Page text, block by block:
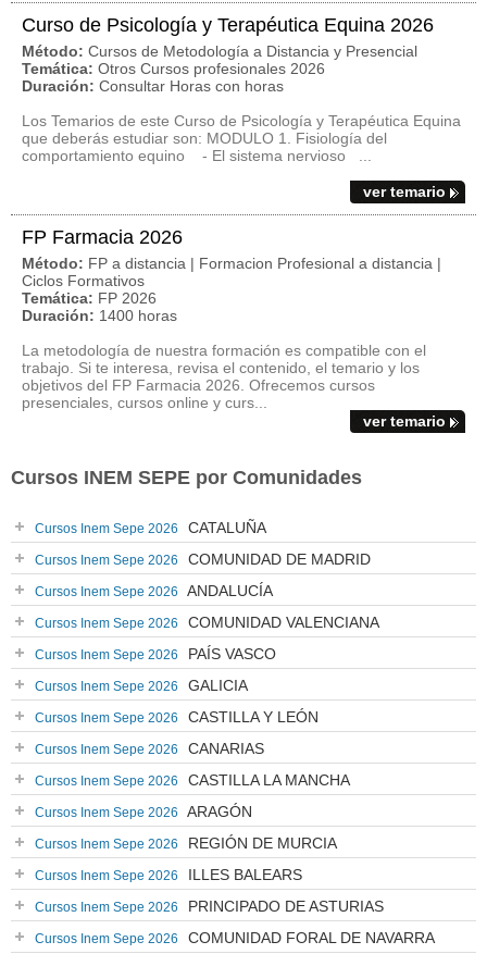
Curso de Psicología y Terapéutica Equina 2026
Método: Cursos de Metodología a Distancia y Presencial
Temática: Otros Cursos profesionales 2026
Duración: Consultar Horas con horas
Los Temarios de este Curso de Psicología y Terapéutica Equina
que deberás estudiar son: MODULO 1. Fisiología del
comportamiento equino - El sistema nervioso ...
ver temario
FP Farmacia 2026
Método: FP a distancia | Formacion Profesional a distancia |
Ciclos Formativos
Temática: FP 2026
Duración: 1400 horas
La metodología de nuestra formación es compatible con el
trabajo. Si te interesa, revisa el contenido, el temario y los
objetivos del FP Farmacia 2026. Ofrecemos cursos
presenciales, cursos online y curs...
ver temario
Cursos INEM SEPE por Comunidades
Cursos Inem Sepe 2026 CATALUÑA
Cursos Inem Sepe 2026 COMUNIDAD DE MADRID
Cursos Inem Sepe 2026 ANDALUCÍA
Cursos Inem Sepe 2026 COMUNIDAD VALENCIANA
Cursos Inem Sepe 2026 PAÍS VASCO
Cursos Inem Sepe 2026 GALICIA
Cursos Inem Sepe 2026 CASTILLA Y LEÓN
Cursos Inem Sepe 2026 CANARIAS
Cursos Inem Sepe 2026 CASTILLA LA MANCHA
Cursos Inem Sepe 2026 ARAGÓN
Cursos Inem Sepe 2026 REGIÓN DE MURCIA
Cursos Inem Sepe 2026 ILLES BALEARS
Cursos Inem Sepe 2026 PRINCIPADO DE ASTURIAS
Cursos Inem Sepe 2026 COMUNIDAD FORAL DE NAVARRA